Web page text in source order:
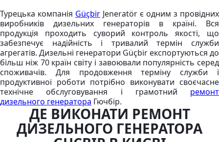
Турецька компанія Güçbir Jeneratör є одним з провідних
виробників дизельних генераторів в країні. Вся
продукція проходить суворий контроль якості, що
забезпечує надійність і тривалий термін служби
агрегатів. Дизельні генератори Güçbir експортуються до
більш ніж 70 країн світу і завоювали популярність серед
споживачів. Для продовження терміну служби і
продуктивної роботи потрібно виконувати своєчасне
технічне обслуговування і грамотний ремонт
дизельного генератора Гючбір.
ДЕ ВИКОНАТИ РЕМОНТ
ДИЗЕЛЬНОГО ГЕНЕРАТОРА